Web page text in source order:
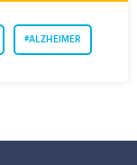
#ALZHEIMER